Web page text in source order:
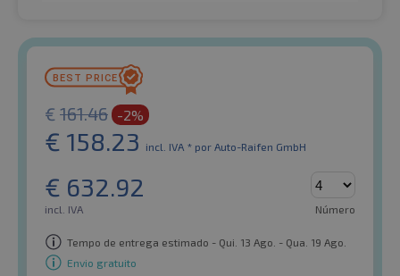
€ 161.46 -2%
€ 158.23 incl. IVA * por Auto-Raifen GmbH
€ 632.92
incl. IVA Número
Tempo de entrega estimado - Qui. 13 Ago. - Qua. 19 Ago.
Envio gratuito